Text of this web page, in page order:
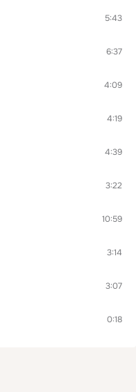
5:43
6:37
4:09
4:19
4:39
3:22
10:59
3:14
3:07
0:18